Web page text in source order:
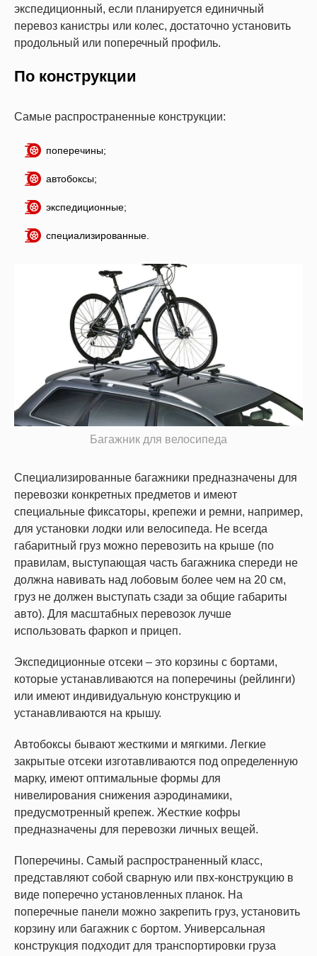
экспедиционный, если планируется единичный
перевоз канистры или колес, достаточно установить
продольный или поперечный профиль.
По конструкции
Самые распространенные конструкции:
поперечины;
автобоксы;
экспедиционные;
специализированные.
Багажник для велосипеда
Специализированные багажники предназначены для
перевозки конкретных предметов и имеют
специальные фиксаторы, крепежи и ремни, например,
для установки лодки или велосипеда. Не всегда
габаритный груз можно перевозить на крыше (по
правилам, выступающая часть багажника спереди не
должна навивать над лобовым более чем на 20 см,
груз не должен выступать сзади за общие габариты
авто). Для масштабных перевозок лучше
использовать фаркоп и прицеп.
Экспедиционные отсеки – это корзины с бортами,
которые устанавливаются на поперечины (рейлинги)
или имеют индивидуальную конструкцию и
устанавливаются на крышу.
Автобоксы бывают жесткими и мягкими. Легкие
закрытые отсеки изготавливаются под определенную
марку, имеют оптимальные формы для
нивелирования снижения аэродинамики,
предусмотренный крепеж. Жесткие кофры
предназначены для перевозки личных вещей.
Поперечины. Самый распространенный класс,
представляют собой сварную или пвх-конструкцию в
виде поперечно установленных планок. На
поперечные панели можно закрепить груз, установить
корзину или багажник с бортом. Универсальная
конструкция подходит для транспортировки груза